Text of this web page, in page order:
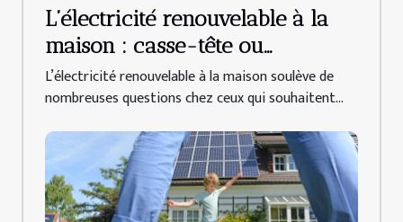
L’électricité renouvelable à la
maison : casse-tête ou
opportunité accessible ?
L’électricité renouvelable à la maison soulève de
nombreuses questions chez ceux qui souhaitent...